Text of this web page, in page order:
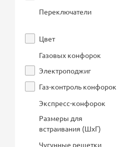
Переключатели
Цвет
Газовых конфорок
Электроподжиг
Газ-контроль конфорок
Экспресс-конфорок
Размеры для
встраивания (ШхГ)
Чугунные решетки